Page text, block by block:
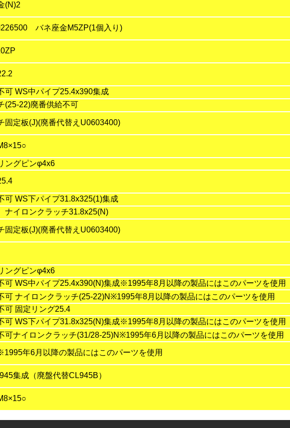
(N)2
バネ座金M5ZP(1個入り)
可 WS中パイプ25.4x390集成
(25-22)廃番供給不可
固定板(J)(廃番代替えU0603400)
ングピンφ4x6
可 WS下パイプ31.8x325(1)集成
イロンクラッチ31.8x25(N)
固定板(J)(廃番代替えU0603400)
ングピンφ4x6
可 WS中パイプ25.4x390(N)集成※1995年8月以降の製品にはこのパーツを使用
可 ナイロンクラッチ(25-22)N※1995年8月以降の製品にはこのパーツを使用
可 固定リング25.4
可 WS下パイプ31.8x325(N)集成※1995年8月以降の製品にはこのパーツを使用
可ナイロンクラッチ(31/28-25)N※1995年6月以降の製品にはこのパーツを使用
年6月以降の製品にはこのパーツを使用
集成（廃盤代替CL945B）